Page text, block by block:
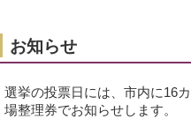
お知らせ
選挙の投票日には、市内に16
場整理券でお知らせします。